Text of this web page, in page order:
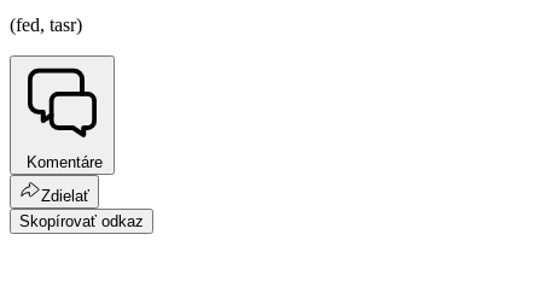
(fed, tasr)
Komentáre
Zdielať
Skopírovať odkaz